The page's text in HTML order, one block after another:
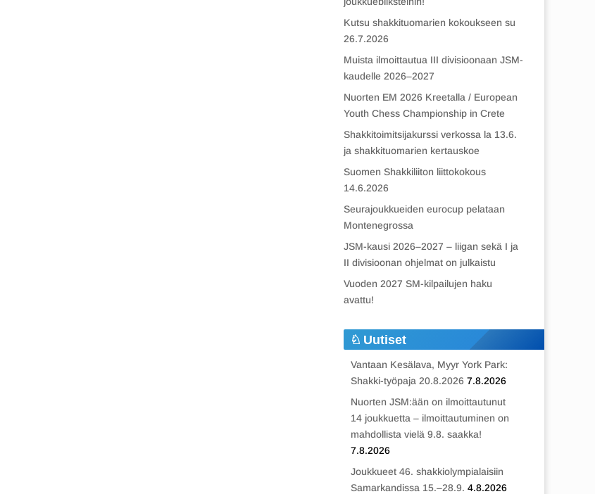
Kutsu shakkituomarien kokoukseen su
26.7.2026
Muista ilmoittautua III divisioonaan JSM-
kaudelle 2026–2027
Nuorten EM 2026 Kreetalla / European
Youth Chess Championship in Crete
Shakkitoimitsijakurssi verkossa la 13.6.
ja shakkituomarien kertauskoe
Suomen Shakkiliiton liittokokous
14.6.2026
Seurajoukkueiden eurocup pelataan
Montenegrossa
JSM-kausi 2026–2027 – liigan sekä I ja
II divisioonan ohjelmat on julkaistu
Vuoden 2027 SM-kilpailujen haku
avattu!
Uutiset
Vantaan Kesälava, Myyr York Park:
Shakki-työpaja 20.8.2026 7.8.2026
Nuorten JSM:ään on ilmoittautunut
14 joukkuetta – ilmoittautuminen on
mahdollista vielä 9.8. saakka!
7.8.2026
Joukkueet 46. shakkiolympialaisiin
Samarkandissa 15.–28.9. 4.8.2026